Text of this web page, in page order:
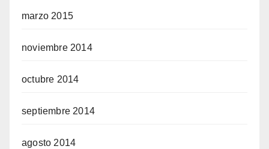
marzo 2015
noviembre 2014
octubre 2014
septiembre 2014
agosto 2014